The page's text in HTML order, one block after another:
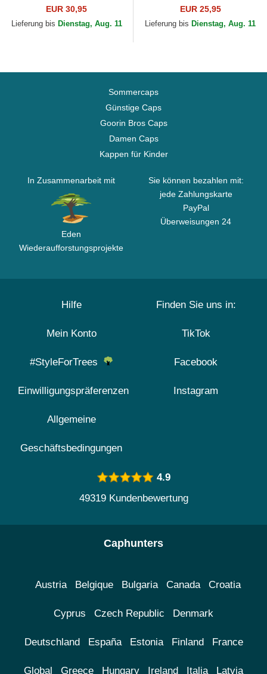
Essential der Los Angeles
Dodgers MLB von New Era
EUR 30,95
Lieferung bis Dienstag, Aug. 11
League Essential der Los
Angeles Dodgers MLB von...
EUR 25,95
Lieferung bis Dienstag, Aug. 11
Sommercaps
Günstige Caps
Goorin Bros Caps
Damen Caps
Kappen für Kinder
In Zusammenarbeit mit
Eden
Wiederaufforstungsprojekte
Sie können bezahlen mit:
jede Zahlungskarte
PayPal
Überweisungen 24
Hilfe
Mein Konto
#StyleForTrees
Einwilligungspräferenzen
Allgemeine
Geschäftsbedingungen
Finden Sie uns in:
TikTok
Facebook
Instagram
4.9
49319 Kundenbewertung
Caphunters
Austria Belgique Bulgaria Canada Croatia
Cyprus Czech Republic Denmark
Deutschland España Estonia Finland France
Global Greece Hungary Ireland Italia Latvia